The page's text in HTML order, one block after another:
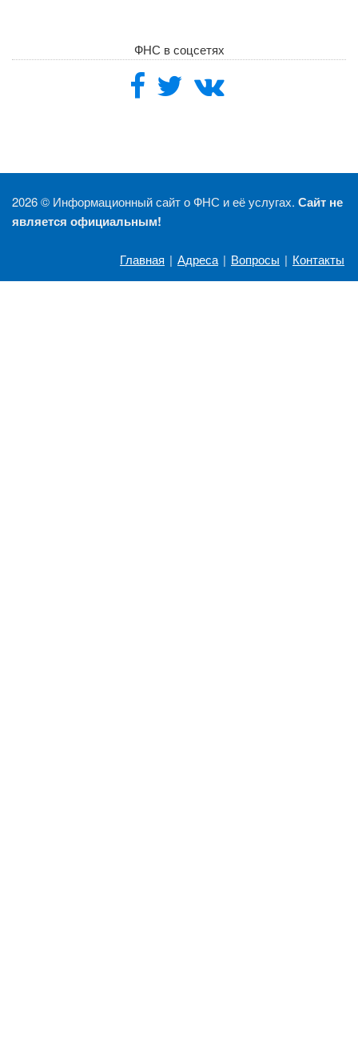
ФНС в соцсетях
2026 © Информационный сайт о ФНС и её услугах. Сайт не
является официальным!
Главная | Адреса | Вопросы | Контакты